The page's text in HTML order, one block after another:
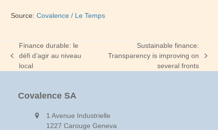
Source:Covalence / Le Temps
previous
post:
Finance durable: le
défi d’agir au niveau
local
next
post:
Sustainable finance:
Transparency is improving on
several fronts
Covalence SA
1 Avenue Industrielle
1227 Carouge Geneva